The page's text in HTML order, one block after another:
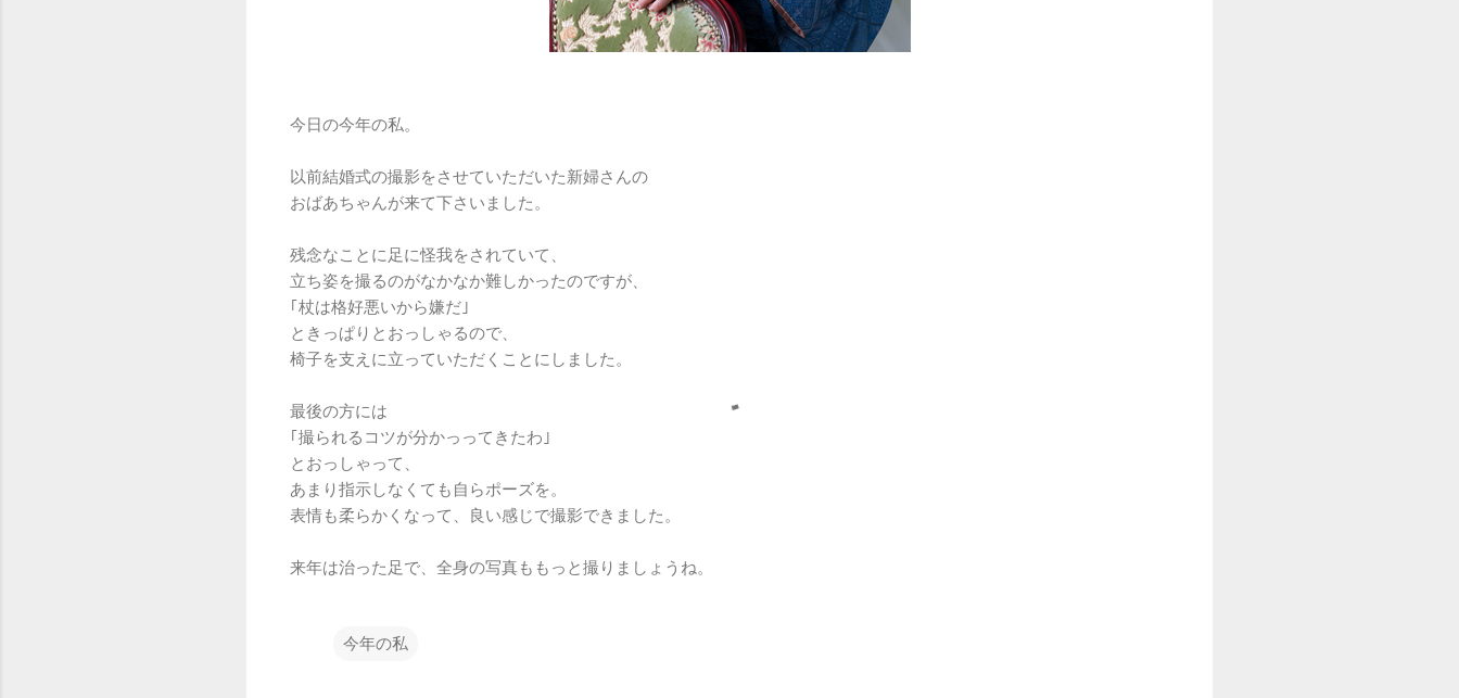
今日の今年の私。
以前結婚式の撮影をさせていただいた新婦さんの
おばあちゃんが来て下さいました。
残念なことに足に怪我をされていて、
立ち姿を撮るのがなかなか難しかったのですが、
｢杖は格好悪いから嫌だ｣
ときっぱりとおっしゃるので、
椅子を支えに立っていただくことにしました。
最後の方には
｢撮られるコツが分かっってきたわ｣
とおっしゃって、
あまり指示しなくても自らポーズを。
表情も柔らかくなって、良い感じで撮影できました。
来年は治った足で、全身の写真ももっと撮りましょうね。
今年の私